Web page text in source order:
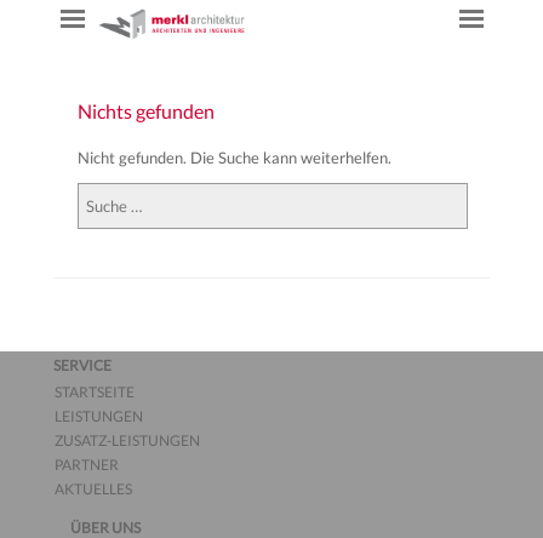
Nichts gefunden
Nicht gefunden. Die Suche kann weiterhelfen.
SERVICE
STARTSEITE
LEISTUNGEN
ZUSATZ-LEISTUNGEN
PARTNER
AKTUELLES
ÜBER UNS